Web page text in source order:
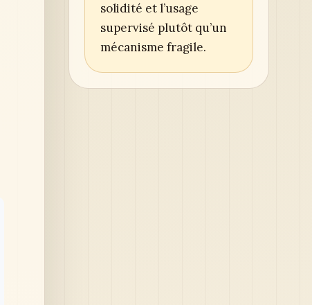
solidité et l’usage
supervisé plutôt qu’un
mécanisme fragile.